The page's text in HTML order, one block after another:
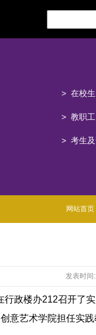
在校生
教职工
考生
网站首页
发表时间
政楼办212召开了
意艺术学院担任实